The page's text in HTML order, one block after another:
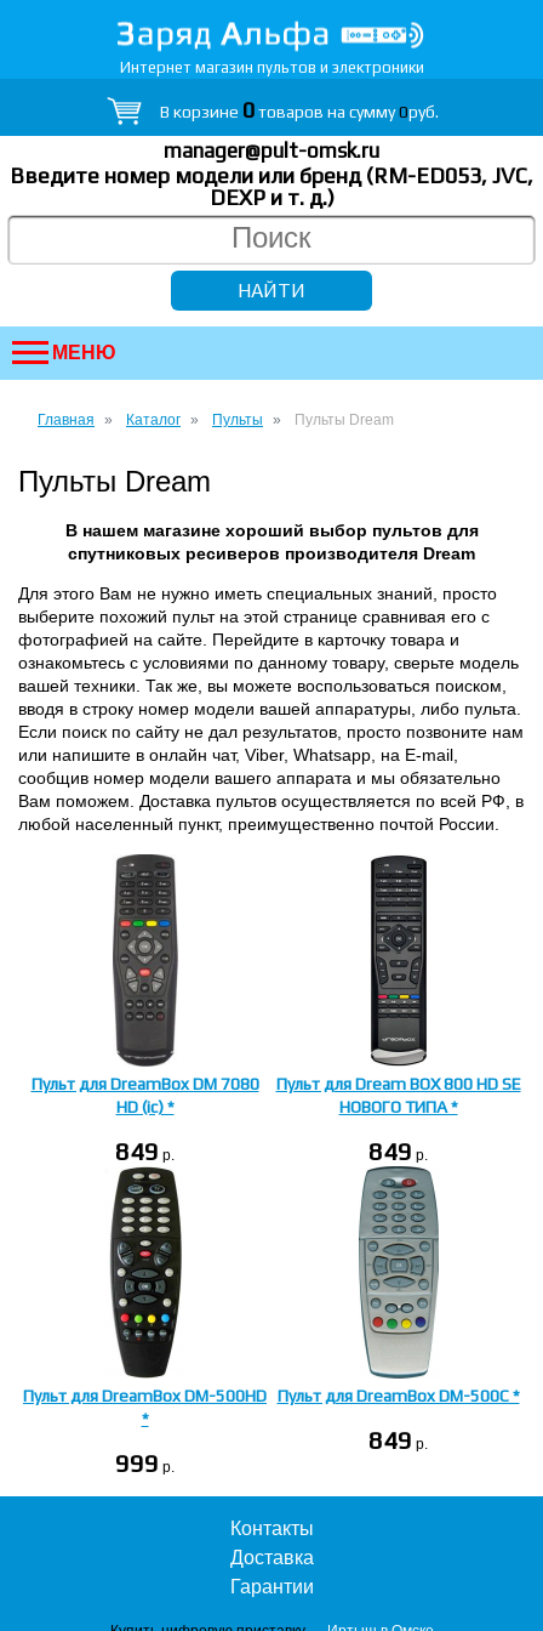
Интернет магазин пультов и электроники
В корзине 0товаров на сумму0руб.
manager@pult-omsk.ru
Введите номер модели или бренд (RM-ED053, JVC,
DEXP и т. д.)
МЕНЮ
Главная Каталог Пульты Пульты Dream
Пульты Dream
В нашем магазине хороший выбор пультов для
спутниковых ресиверов производителя Dream
Для этого Вам не нужно иметь специальных знаний, просто
выберите похожий пульт на этой странице сравнивая его с
фотографией на сайте. Перейдите в карточку товара и
ознакомьтесь с условиями по данному товару, сверьте модель
вашей техники. Так же, вы можете воспользоваться поиском,
вводя в строку номер модели вашей аппаратуры, либо пульта.
Если поиск по сайту не дал результатов, просто позвоните нам
или напишите в онлайн чат, Viber, Whatsapp, на E-mail,
сообщив номер модели вашего аппарата и мы обязательно
Вам поможем. Доставка пультов осуществляется по всей РФ, в
любой населенный пункт, преимущественно почтой России.
Пульт для DreamBox DM 7080
HD (ic) *
849 p.
Пульт для Dream BOX 800 HD SE
НОВОГО ТИПА *
849 p.
Пульт для DreamBox DM-500HD
*
999 p.
Пульт для DreamBox DM-500C *
849 p.
Контакты
Доставка
Гарантии